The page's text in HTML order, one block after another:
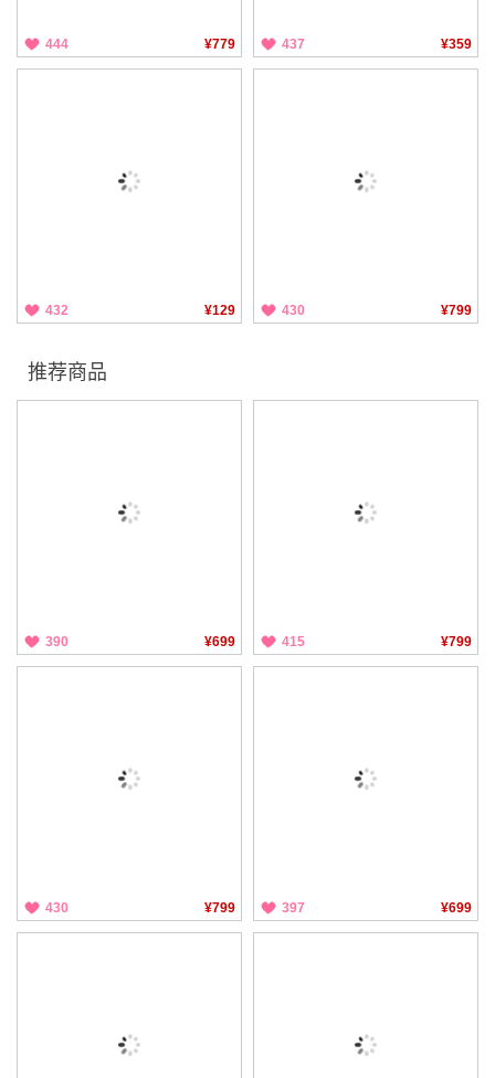
444 ¥779 437 ¥359
432 ¥129 430 ¥799
推荐商品
390 ¥699 415 ¥799
430 ¥799 397 ¥699